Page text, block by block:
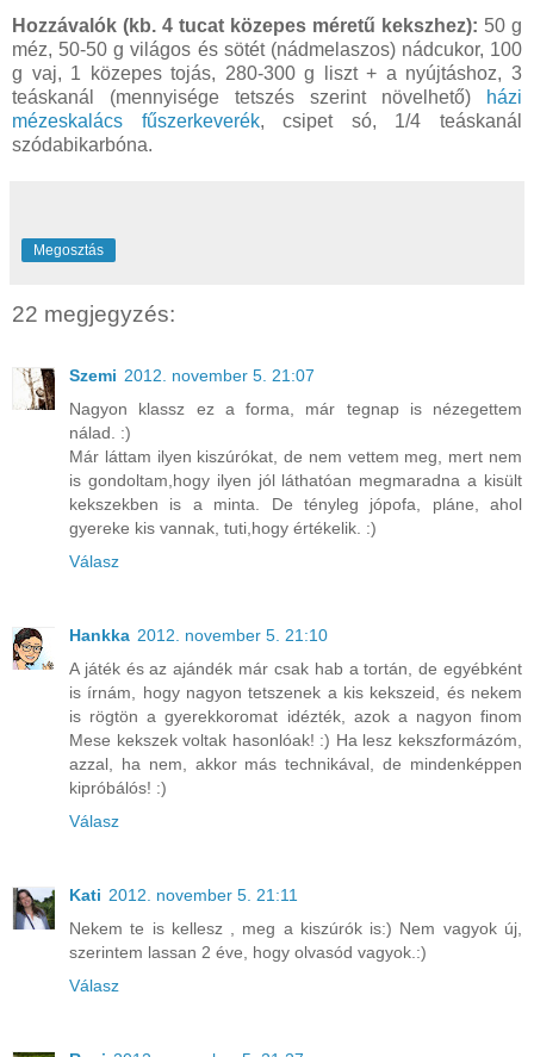
Hozzávalók (kb. 4 tucat közepes méretű kekszhez): 50 g
méz, 50-50 g világos és sötét (nádmelaszos) nádcukor, 100
g vaj, 1 közepes tojás, 280-300 g liszt + a nyújtáshoz, 3
teáskanál (mennyisége tetszés szerint növelhető)
házi
mézeskalács fűszerkeverék, csipet só, 1/4 teáskanál
szódabikarbóna.
Megosztás
22 megjegyzés:
Szemi 2012. november 5. 21:07
Nagyon klassz ez a forma, már tegnap is nézegettem
nálad. :)
Már láttam ilyen kiszúrókat, de nem vettem meg, mert nem
is gondoltam,hogy ilyen jól láthatóan megmaradna a kisült
kekszekben is a minta. De tényleg jópofa, pláne, ahol
gyereke kis vannak, tuti,hogy értékelik. :)
Válasz
Hankka 2012. november 5. 21:10
A játék és az ajándék már csak hab a tortán, de egyébként
is írnám, hogy nagyon tetszenek a kis kekszeid, és nekem
is rögtön a gyerekkoromat idézték, azok a nagyon finom
Mese kekszek voltak hasonlóak! :) Ha lesz kekszformázóm,
azzal, ha nem, akkor más technikával, de mindenképpen
kipróbálós! :)
Válasz
Kati 2012. november 5. 21:11
Nekem te is kellesz , meg a kiszúrók is:) Nem vagyok új,
szerintem lassan 2 éve, hogy olvasód vagyok.:)
Válasz